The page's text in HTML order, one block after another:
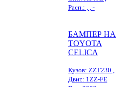
Расп.: , , -
БАМПЕР НА
TOYOTA
CELICA
Кузов: ZZT230 ,
Двиг.: 1ZZ-FE